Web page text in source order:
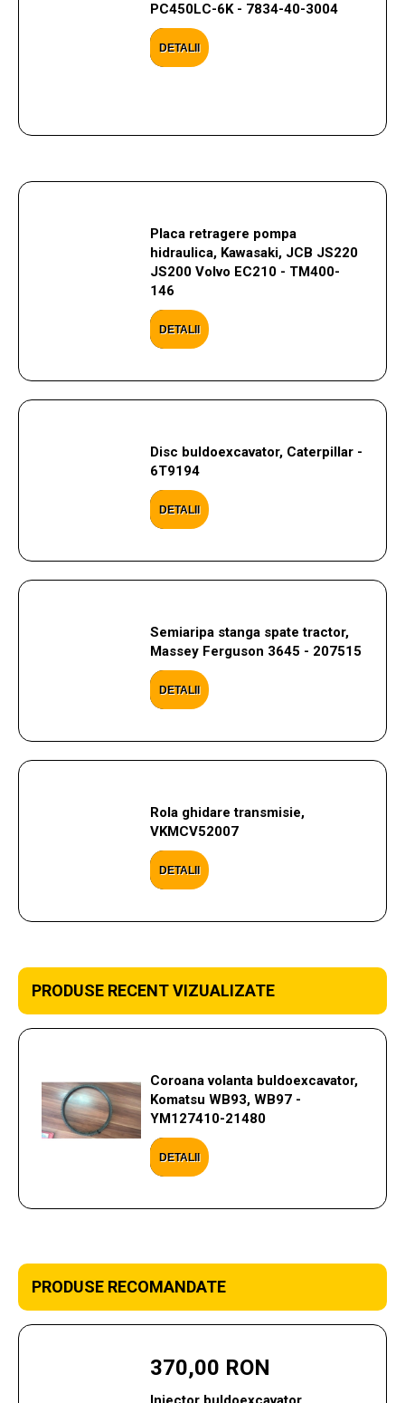
PC450LC-6K - 7834-40-3004
DETALII
Placa retragere pompa
hidraulica, Kawasaki, JCB JS220
JS200 Volvo EC210 - TM400-
146
DETALII
Disc buldoexcavator, Caterpillar -
6T9194
DETALII
Semiaripa stanga spate tractor,
Massey Ferguson 3645 - 207515
DETALII
Rola ghidare transmisie,
VKMCV52007
DETALII
PRODUSE RECENT VIZUALIZATE
Coroana volanta buldoexcavator,
Komatsu WB93, WB97 -
YM127410-21480
DETALII
PRODUSE RECOMANDATE
370,00 RON